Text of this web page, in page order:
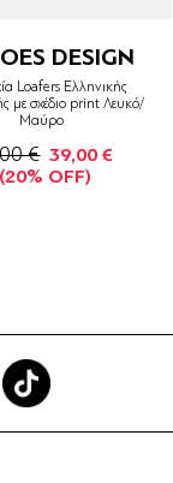
DESIGN
Loafers Ελληνικής
με σχέδιο print Λευκό/
Μαύρο
€ 39,00 €
(20% OFF)